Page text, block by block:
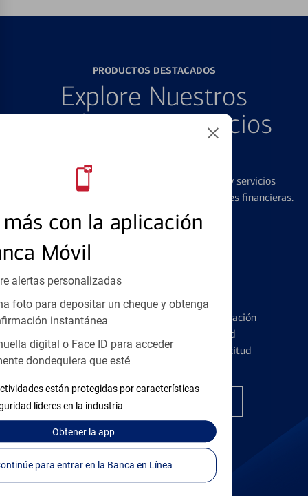
con la aplicación
Móvil
alertas personalizadas
foto para depositar un cheque y obtenga
instantánea
digital o Face ID para acceder
dondequiera que esté
están protegidas por características
líderes en la industria
Obtenerla app
Continúe para entrar en la Banca en Línea
PRODUCTOS DESTACADOS
Explore Nuestros
Productos y Servicios
Ofrecemos una amplia gama de productos y servicios
diseñados para ayudar con todas sus necesidades financieras.
Conozca los pormenores de la administración
de tarjetas de crédito y la identidad
financiera antes de presentar una solicitud
Encuentre la tarjeta correcta